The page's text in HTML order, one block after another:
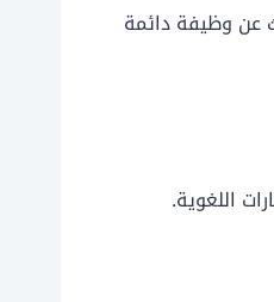
عن وظيفة دائمة
اللغوية.